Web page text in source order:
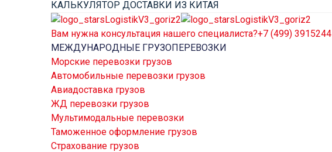
КАЛЬКУЛЯТОР ДОСТАВКИ ИЗ КИТАЯ
Вам нужна консультация нашего специалиста?+7 (499) 3915244
МЕЖДУНАРОДНЫЕ ГРУЗОПЕРЕВОЗКИ
Морские перевозки грузов
Автомобильные перевозки грузов
Авиадоставка грузов
ЖД перевозки грузов
Мультимодальные перевозки
Таможенное оформление грузов
Страхование грузов